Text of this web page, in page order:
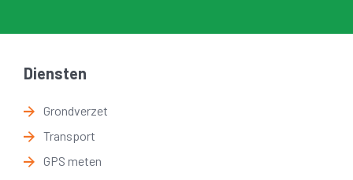
Diensten
Grondverzet
Transport
GPS meten